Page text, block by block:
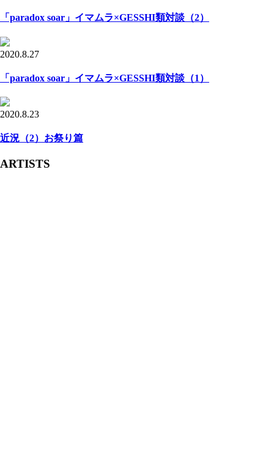
「paradox soar」イマムラ×GESSHI類対談（2）
2020.8.27
「paradox soar」イマムラ×GESSHI類対談（1）
2020.8.23
近況（2）お祭り篇
ARTISTS